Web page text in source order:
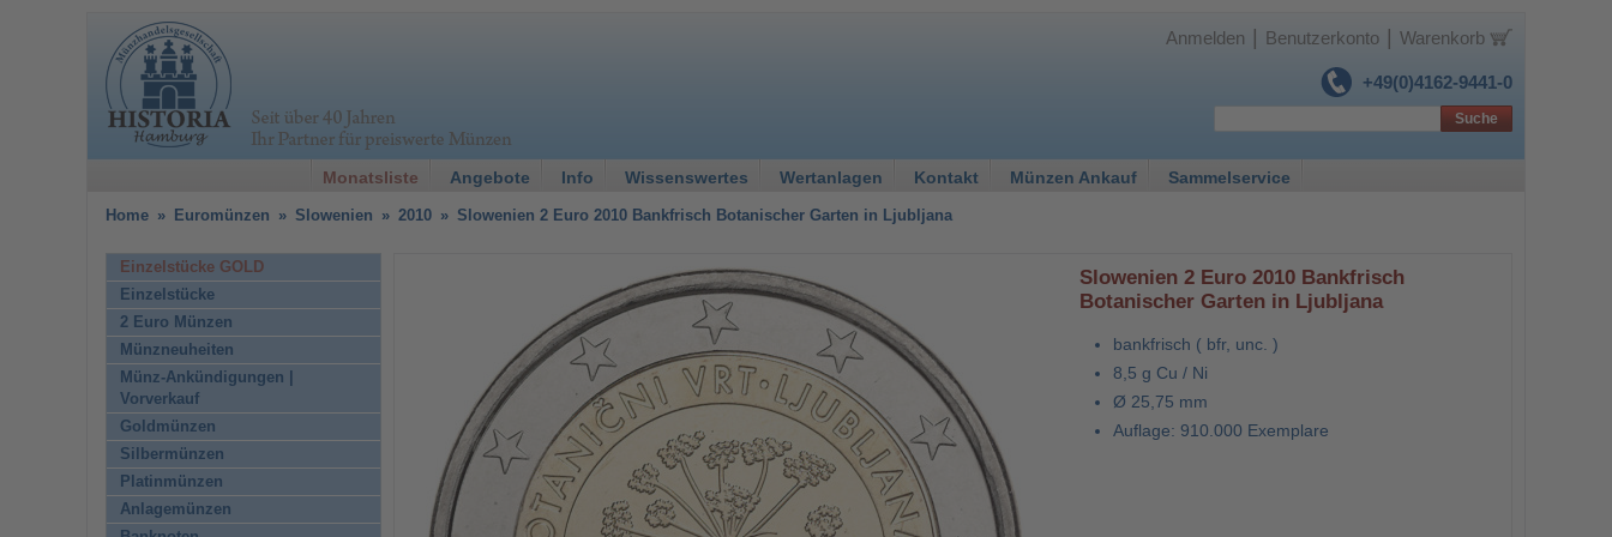
+49(0)4162-9441-0
Anmelden Benutzerkonto Warenkorb
Monatsliste Angebote Info Wissenswertes Wertanlagen Kontakt Münzen Ankauf Sammelservice
Suche
Home » Euromünzen » Slowenien » 2010 » Slowenien 2 Euro 2010 Bankfrisch Botanischer Garten in Ljubljana
Slowenien 2 Euro 2010 Bankfrisch
Botanischer Garten in Ljubljana
bankfrisch ( bfr, unc. )
8,5 g Cu / Ni
Ø 25,75 mm
Auflage: 910.000 Exemplare
Einzelstücke GOLD
Einzelstücke
2 Euro Münzen
Münzneuheiten
Münz-Ankündigungen |
Vorverkauf
Goldmünzen
Silbermünzen
Platinmünzen
Anlagemünzen